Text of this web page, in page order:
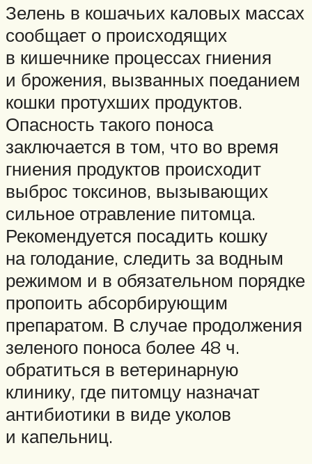
Зелень в кошачьих каловых массах
сообщает о происходящих
в кишечнике процессах гниения
и брожения, вызванных поеданием
кошки протухших продуктов.
Опасность такого поноса
заключается в том, что во время
гниения продуктов происходит
выброс токсинов, вызывающих
сильное отравление питомца.
Рекомендуется посадить кошку
на голодание, следить за водным
режимом и в обязательном порядке
пропоить абсорбирующим
препаратом. В случае продолжения
зеленого поноса более 48 ч.
обратиться в ветеринарную
клинику, где питомцу назначат
антибиотики в виде уколов
и капельниц.